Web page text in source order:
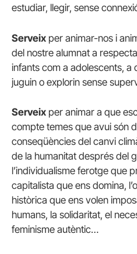
estudiar, llegir, sense
Serveix per animar-nos i
del nostre alumnat a
infants com a adolescents, a
juguin o explorin sense
Serveix per animar a que
compte temes que avui són
conseqüències del canvi
de la humanitat després del
l’individualisme ferotge que
capitalista que ens domina,
històrica que ens volen
humans, la solidaritat, el
feminisme autèntic…